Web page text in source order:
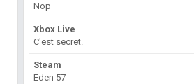
Nop
Xbox Live
C'est secret.
Steam
Eden 57